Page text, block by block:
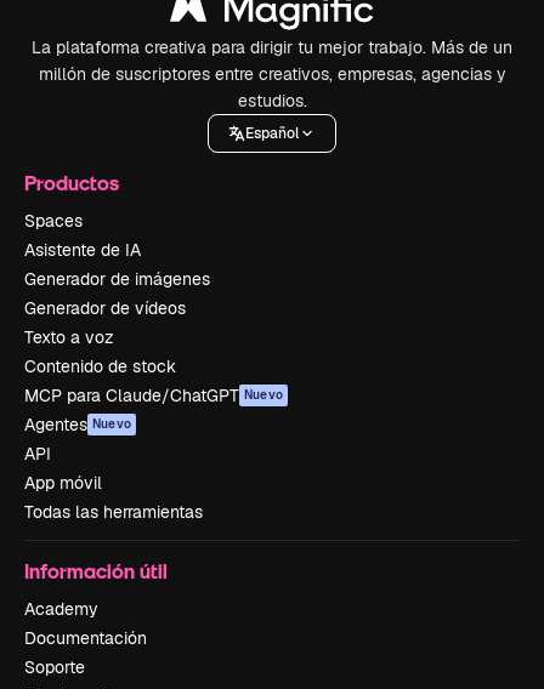
La plataforma creativa para dirigir tu mejor trabajo. Más de un
millón de suscriptores entre creativos, empresas, agencias y
estudios.
Español
Productos
Spaces
Asistente de IA
Generador de imágenes
Generador de vídeos
Texto a voz
Contenido de stock
MCP para Claude/ChatGPT Nuevo
Agentes Nuevo
API
App móvil
Todas las herramientas
Información útil
Academy
Documentación
Soporte